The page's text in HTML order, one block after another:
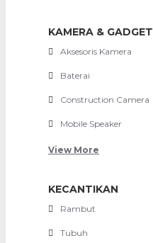
KAMERA & GADGET
Aksesoris Kamera
Baterai
Construction Camera
Mobile Speaker
View More
KECANTIKAN
Rambut
Tubuh